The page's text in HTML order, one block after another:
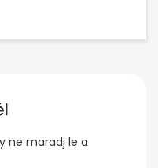
ne maradj le a